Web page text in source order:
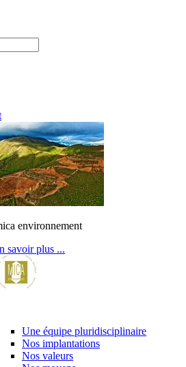
environnement
savoir plus ...
Une équipe pluridisciplinaire
Nos implantations
Nos valeurs